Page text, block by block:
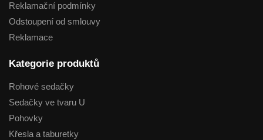
Reklamační podmínky
Odstoupení od smlouvy
Reklamace
Kategorie produktů
Rohové sedačky
Sedačky ve tvaru U
Pohovky
Křesla a taburetky